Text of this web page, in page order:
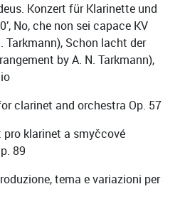
Konzert für Klarinette und
No, che non sei capace KV
Tarkmann), Schon lacht der
by A. N. Tarkmann),
clarinet and orchestra Op. 57
pro klarinet a smyčcové
89
tema e variazioni per